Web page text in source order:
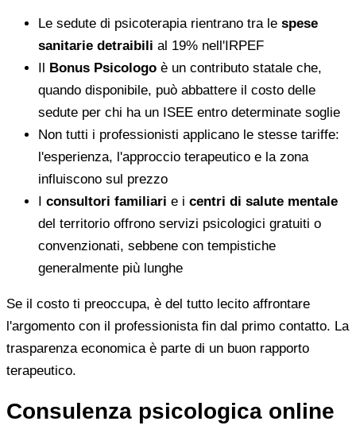
Le sedute di psicoterapia rientrano tra le spese
sanitarie detraibili al 19% nell'IRPEF
Il Bonus Psicologo è un contributo statale che,
quando disponibile, può abbattere il costo delle
sedute per chi ha un ISEE entro determinate soglie
Non tutti i professionisti applicano le stesse tariffe:
l'esperienza, l'approccio terapeutico e la zona
influiscono sul prezzo
I consultori familiari e i centri di salute mentale
del territorio offrono servizi psicologici gratuiti o
convenzionati, sebbene con tempistiche
generalmente più lunghe
Se il costo ti preoccupa, è del tutto lecito affrontare
l'argomento con il professionista fin dal primo contatto. La
trasparenza economica è parte di un buon rapporto
terapeutico.
Consulenza psicologica online